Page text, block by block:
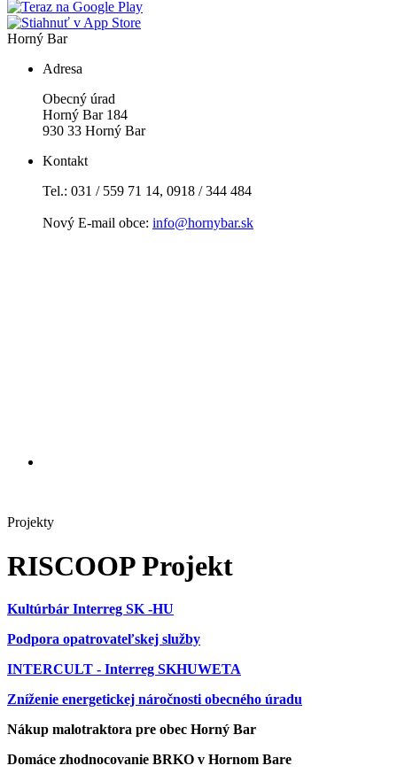
Horný Bar
Adresa
Obecný úrad
Horný Bar 184
930 33 Horný Bar
Kontakt
Tel.: 031 / 559 71 14, 0918 / 344 484
Nový E-mail obce: info@hornybar.sk
Projekty
RISCOOP Projekt
Kultúrbár Interreg SK -HU
Podpora opatrovateľskej služby
INTERCULT - Interreg SKHUWETA
Zníženie energetickej náročnosti obecného úradu
Nákup malotraktora pre obec Horný Bar
Domáce zhodnocovanie BRKO v Hornom Bare